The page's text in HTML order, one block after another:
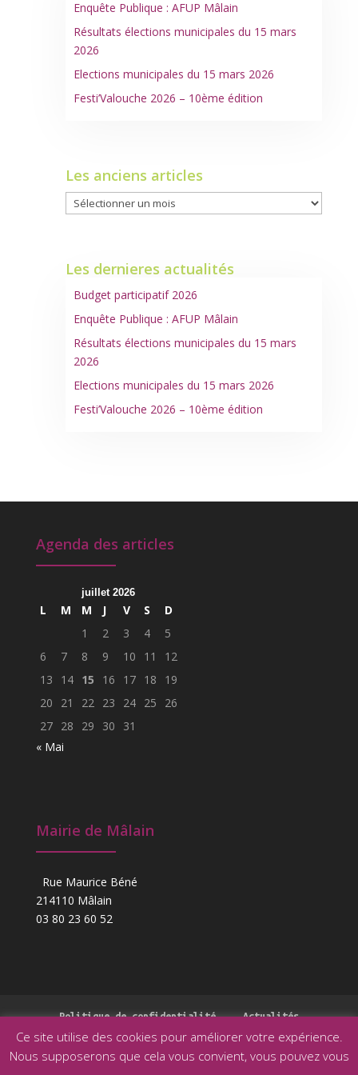
Enquête Publique : AFUP Mâlain
Résultats élections municipales du 15 mars
2026
Elections municipales du 15 mars 2026
Festi’Valouche 2026 – 10ème édition
Les anciens articles
Les
anciens
Les dernieres actualités
Budget participatif 2026
Enquête Publique : AFUP Mâlain
Résultats élections municipales du 15 mars
2026
Elections municipales du 15 mars 2026
Festi’Valouche 2026 – 10ème édition
Agenda des articles
juillet 2026
L M M J V S
D
1
2 3 4
5
6
7 8 9 10 11
12
13
14 15 16 17 18
19
20
21 22 23 24 25
26
27 28 29 30
31
« Mai
Mairie de Mâlain
Rue Maurice Béné
214110 Mâlain
03 80 23 60 52
Politique de confidentialité Actualités
Ce site utilise des cookies pour améliorer votre expérience.
Nous supposerons que cela vous convient, vous pouvez vous